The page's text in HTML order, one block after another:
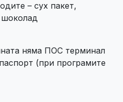
– сух пакет,
шоколад
няма ПОС терминал
(при програмите